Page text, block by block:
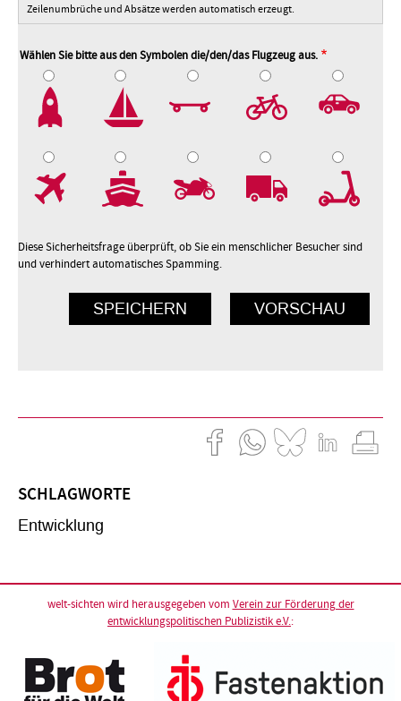
Zeilenumbrüche und Absätze werden automatisch erzeugt.
Wählen Sie bitte aus den Symbolen die/den/das Flugzeug aus.
Diese Sicherheitsfrage überprüft, ob Sie ein menschlicher Besucher sind
und verhindert automatisches Spamming.
SCHLAGWORTE
Entwicklung
welt-sichten wird herausgegeben vom Verein zur Förderung der
entwicklungspolitischen Publizistik e.V.: